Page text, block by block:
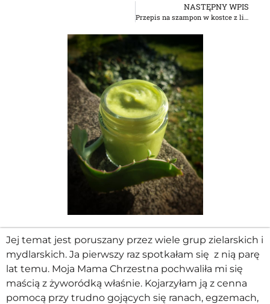
NASTĘPNY WPIS
Jej temat jest poruszany przez wiele grup zielarskich i
mydlarskich. Ja pierwszy raz spotkałam się z nią parę
lat temu. Moja Mama Chrzestna pochwaliła mi się
maścią z żyworódką właśnie. Kojarzyłam ją z cenna
pomocą przy trudno gojących się ranach, egzemach,